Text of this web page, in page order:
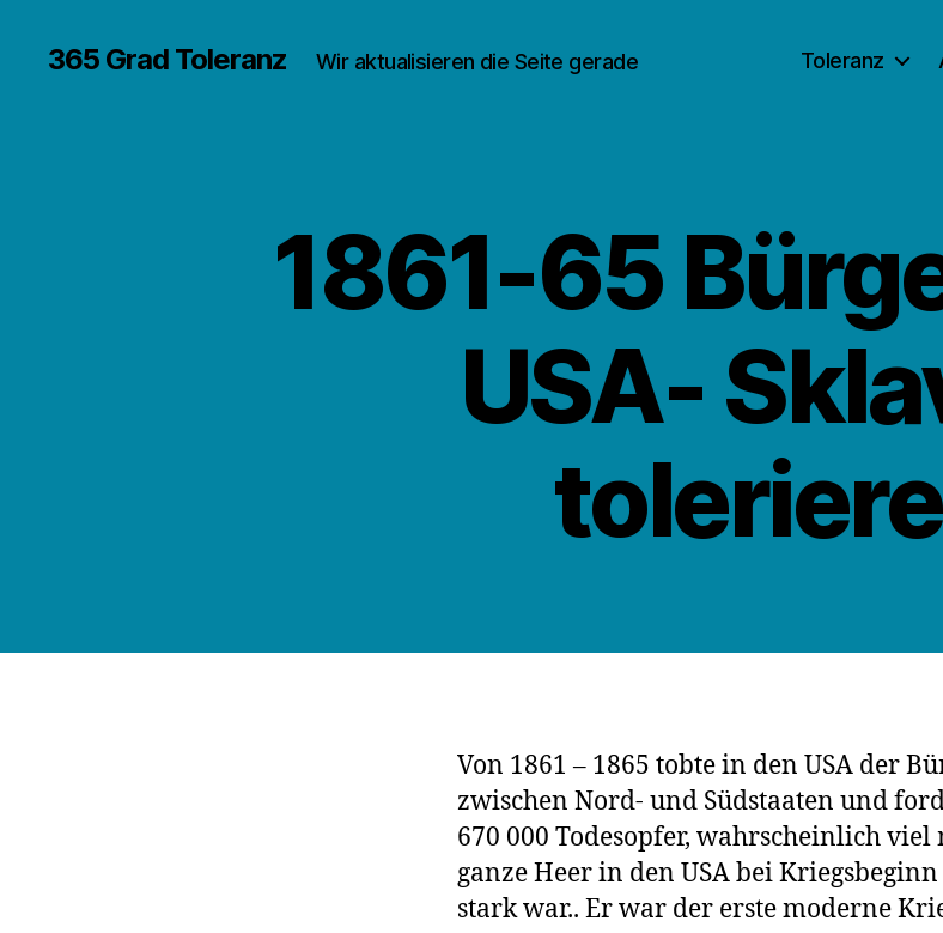
365 Grad Toleranz Wir aktualisieren die Seite gerade Toleranz
1861-65
USA-
Von 1861 – 1865 tobte in den USA der
zwischen Nord- und Südstaaten und
670 000 Todesopfer, wahrscheinlich viel
ganze Heer in den USA bei
stark war.. Er war der erste moderne